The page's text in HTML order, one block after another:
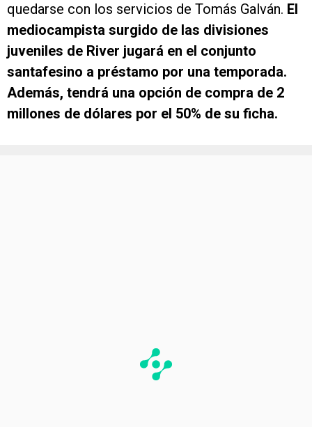
quedarse con los servicios de Tomás Galván. El
mediocampista surgido de las divisiones
juveniles de River jugará en el conjunto
santafesino a préstamo por una temporada.
Además, tendrá una opción de compra de 2
millones de dólares por el 50% de su ficha.